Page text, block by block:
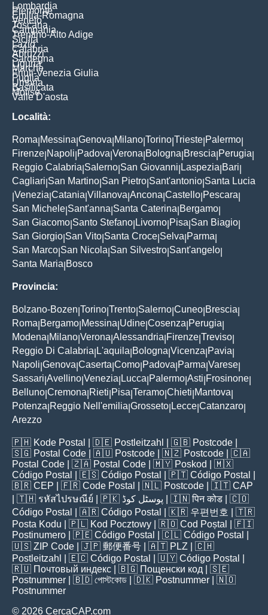
Lombardia
Piemonte
Emilia-Romagna
Veneto
Toscana
Campania
Trentino-Alto Adige
Sicilia
Lazio
Calabria
Abruzzi
Sardegna
Liguria
Marche
Friuli-Venezia Giulia
Puglia
Umbria
Basilicata
Molise
Valle D'aosta
Località:
Roma Messina Genova Milano Torino Trieste Palermo
Firenze Napoli Padova Verona Bologna Brescia Perugia
Reggio Calabria Salerno San Giovanni Laspezia Bari
Cagliari San Martino San Pietro Sant'antonio Santa Lucia
Venezia Catania Villanova Ancona Castello Pescara
San Michele Sant'anna Santa Caterina Bergamo
San Giacomo Santo Stefano Livorno Pisa San Biagio
San Giorgio San Vito Santa Croce Selva Parma
San Marco San Nicola San Silvestro Sant'angelo
Santa Maria Bosco
Provincia:
Bolzano-Bozen Torino Trento Salerno Cuneo Brescia
Roma Bergamo Messina Udine Cosenza Perugia
Modena Milano Verona Alessandria Firenze Treviso
Reggio Di Calabria L'aquila Bologna Vicenza Pavia
Napoli Genova Caserta Como Padova Parma Varese
Sassari Avellino Venezia Lucca Palermo Asti Frosinone
Belluno Cremona Rieti Pisa Teramo Chieti Mantova
Potenza Reggio Nell'emilia Grosseto Lecce Catanzaro
Arezzo
🇵🇭 Kode Postal | 🇩🇪 Postleitzahl | 🇬🇧 Postcode
🇸🇬 Postal Code | 🇦🇺 Postcode | 🇳🇿 Postcode | 🇨🇦
Postal Code | 🇿🇦 Postal Code | 🇲🇾 Poskod
| 🇲🇽
Código Postal
| 🇪🇸 Código Postal | 🇵🇹 Código Postal
🇧🇷 CEP | 🇫🇷 Code Postal | 🇳🇱 Postcode | 🇮🇹 CAP
| 🇹🇭 รหัสไปรษณีย์ | 🇵🇰 پوسٹل کوڈ | 🇮🇳पिन कोड | 🇨🇴
Código Postal
| 🇦🇷 Código Postal | 🇰🇷 우편번호
| 🇹🇷
Posta Kodu | 🇵🇱 Kod Pocztowy | 🇷🇴 Cod Poștal
| 🇫🇮
Postinumero | 🇵🇪 Código Postal | 🇨🇱 Código Postal
🇺🇸 ZIP Code | 🇯🇵 郵便番号 | 🇦🇹 PLZ | 🇨🇭
Postleitzahl
| 🇪🇨 Código Postal | 🇺🇾 Código Postal
🇷🇺 Почтовый индекс | 🇧🇬 Пощенски код | 🇸🇪
Postnummer | 🇧🇩 পোস্টকোড | 🇩🇰 Postnummer | 🇳🇴
Postnummer
© 2026 CercaCAP.com